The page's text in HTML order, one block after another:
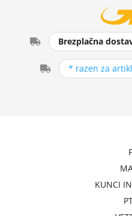
Brezplačna
* razen za
KUNCI